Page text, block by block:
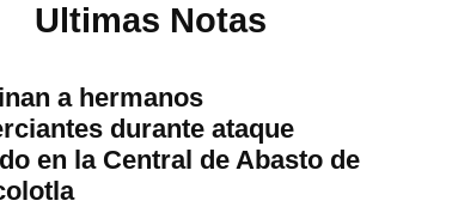
Ultimas Notas
a hermanos
durante ataque
en la Central de Abasto de